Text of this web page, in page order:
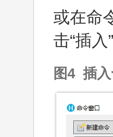
或在命
击“插
图4 插